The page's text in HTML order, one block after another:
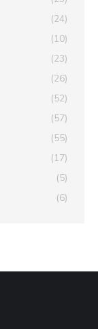
(24)
(10)
(23)
(26)
(52)
(57)
(55)
(17)
(5)
(6)